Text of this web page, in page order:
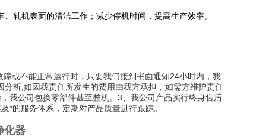
轧机表面的清洁工作；减少停机时间，提高生产效率。
或不能正常运行时，只要我们接到书面通知24小时内，我
析,如因我责任所发生的费用由我方承担，如需方维护责任
我公司包换零部件甚至整机。3、我公司产品实行终身售后
*的服务体系，定期对产品质量进行跟踪。
化器